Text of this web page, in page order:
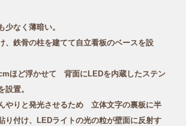
少なく薄暗い。
、鉄骨の柱を建てて自立看板のベースを設
ほど浮かせて 背面にLEDを内蔵したステン
設置。
やりと発光させるため 立体文字の裏板に半
り付け、LEDライトの光の粒が壁面に反射す